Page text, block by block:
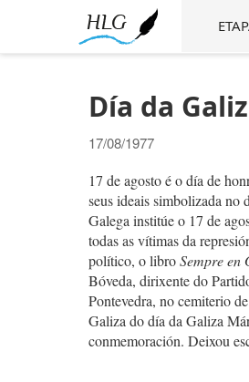
Día da
17/08/1977
17 de agosto é o día de
seus ideais simbolizada
Galega institúe o 17 de
todas as vítimas da
político, o libroSempre en
Bóveda, dirixente do
Pontevedra, no cemiterio
Galiza do día da Galiza
conmemoración. Deixou